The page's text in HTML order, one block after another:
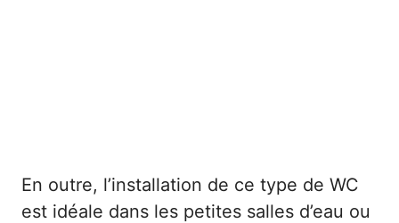
En outre, l’installation de ce type de WC
est idéale dans les petites salles d’eau ou